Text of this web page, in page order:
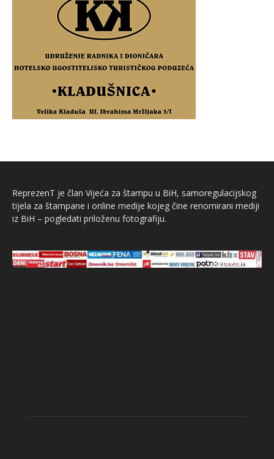
ReprezenT je član Vijeća za štampu u BiH, samoregulacijskog
tijela za štampane i online medije kojeg čine renomirani mediji
iz BiH – pogledati priloženu fotografiju.